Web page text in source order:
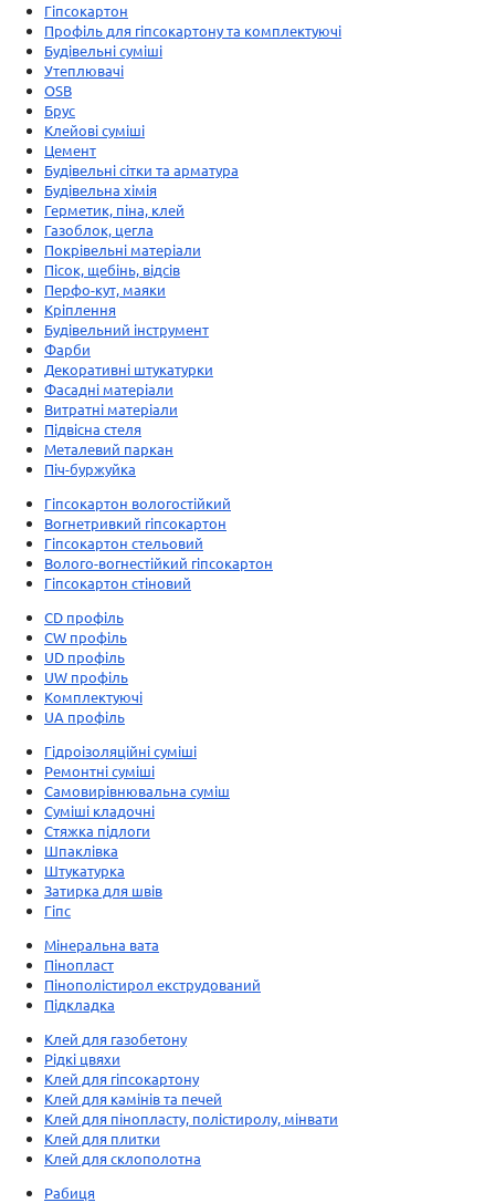
Гіпсокартон
Профіль для гіпсокартону та комплектуючі
Будівельні суміші
Утеплювачі
OSB
Брус
Клейові суміші
Цемент
Будівельні сітки та арматура
Будівельна хімія
Герметик, піна, клей
Газоблок, цегла
Покрівельні матеріали
Пісок, щебінь, відсів
Перфо-кут, маяки
Кріплення
Будівельний інструмент
Фарби
Декоративні штукатурки
Фасадні матеріали
Витратні матеріали
Підвісна стеля
Металевий паркан
Піч-буржуйка
Гіпсокартон вологостійкий
Вогнетривкий гіпсокартон
Гіпсокартон стельовий
Волого-вогнестійкий гіпсокартон
Гіпсокартон стіновий
CD профіль
CW профіль
UD профіль
UW профіль
Комплектуючі
UA профіль
Гідроізоляційні суміші
Ремонтні суміші
Самовирівнювальна суміш
Суміші кладочні
Стяжка підлоги
Шпаклівка
Штукатурка
Затирка для швів
Гіпс
Мінеральна вата
Пінопласт
Пінополістирол екструдований
Підкладка
Клей для газобетону
Рідкі цвяхи
Клей для гіпсокартону
Клей для камінів та печей
Клей для пінопласту, полістиролу, мінвати
Клей для плитки
Клей для склополотна
Рабиця